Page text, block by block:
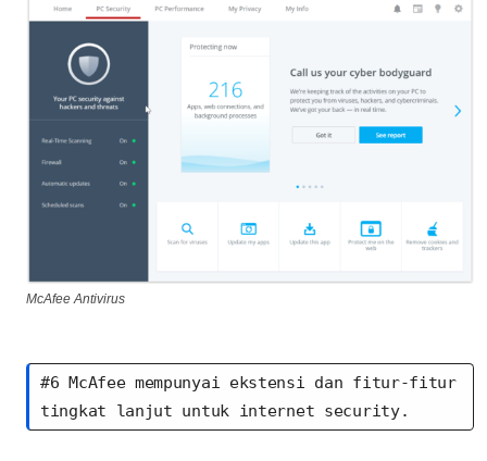
McAfee Antivirus
#6 McAfee mempunyai ekstensi dan fitur-fitur
tingkat lanjut untuk internet security.